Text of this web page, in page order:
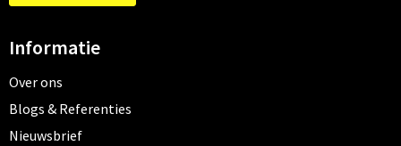
Informatie
Over ons
Blogs & Referenties
Nieuwsbrief